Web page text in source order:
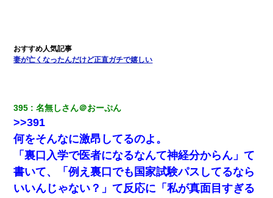
妻が亡くなったんだけど正直ガチで嬉しい
395 名無しさん＠おーぷん
>>391
何をそんなに激昂してるのよ。
「裏口入学で医者になるなんて神経分からん」て
書いて、「例え裏口でも国家試験パスしてるなら
いいんじゃない？」て反応に「私が真面目すぎる